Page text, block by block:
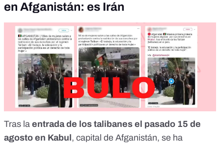
en Afganistán: es Irán
Tras la entrada de los talibanes el pasado 15 de
agosto en Kabul , capital de Afganistán, se ha